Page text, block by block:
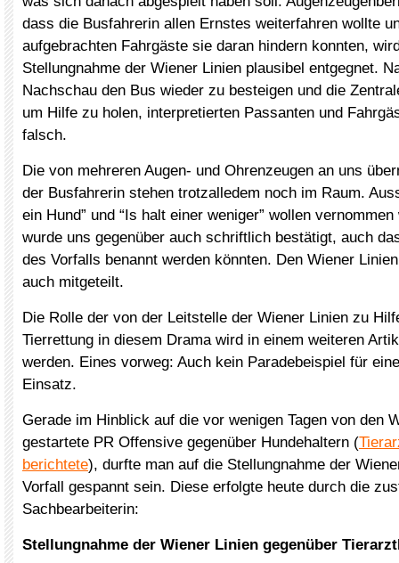
dass die Busfahrerin allen Ernstes weiterfahren wollte
aufgebrachten Fahrgäste sie daran hindern konnten,
Stellungnahme der Wiener Linien plausibel entgegnet.
Nachschau den Bus wieder zu besteigen und die
um Hilfe zu holen, interpretierten Passanten und
falsch.
Die von mehreren Augen- und Ohrenzeugen an uns
der Busfahrerin stehen trotzalledem noch im Raum.
ein Hund” und “Is halt einer weniger” wollen
wurde uns gegenüber auch schriftlich bestätigt, auch
des Vorfalls benannt werden könnten. Den Wiener
auch mitgeteilt.
Die Rolle der von der Leitstelle der Wiener Linien zu
Tierrettung in diesem Drama wird in einem weiteren
werden. Eines vorweg: Auch kein Paradebeispiel für
Einsatz.
Gerade im Hinblick auf die vor wenigen Tagen von den
gestartete PR Offensive gegenüber Hundehaltern (
berichtete), durfte man auf die Stellungnahme der
Vorfall gespannt sein. Diese erfolgte heute durch die
Sachbearbeiterin:
Stellungnahme der Wiener Linien gegenüber